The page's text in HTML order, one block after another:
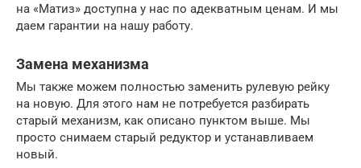
на «Матиз» доступна у нас по адекватным ценам. И мы
даем гарантии на нашу работу.
Замена механизма
Мы также можем полностью заменить рулевую рейку
на новую. Для этого нам не потребуется разбирать
старый механизм, как описано пунктом выше. Мы
просто снимаем старый редуктор и устанавливаем
новый.